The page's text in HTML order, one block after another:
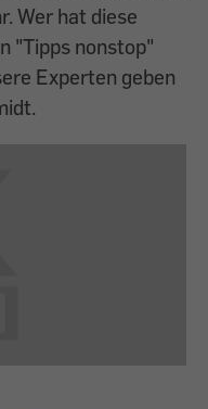
Wer hat diese
"Tipps nonstop"
Experten geben